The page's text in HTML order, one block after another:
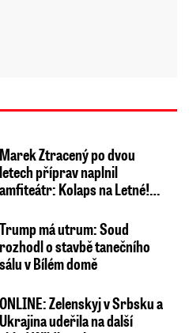
Marek Ztracený po dvou
letech příprav naplnil
amfiteátr: Kolaps na Letné!…
Trump má utrum: Soud
rozhodl o stavbě tanečního
sálu v Bílém domě
ONLINE: Zelenskyj v Srbsku a
Ukrajina udeřila na další